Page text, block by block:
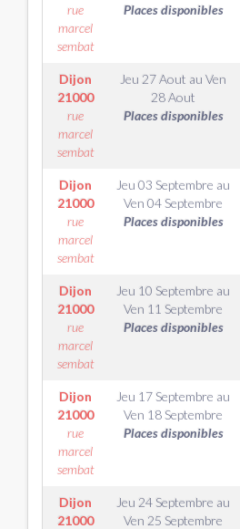
rue
marcel
sembat
Places disponibles
Dijon
21000
rue
marcel
sembat
Jeu 27 Aout au Ven
28 Aout
Places disponibles
Dijon
21000
rue
marcel
sembat
Jeu 03 Septembre au
Ven 04 Septembre
Places disponibles
Dijon
21000
rue
marcel
sembat
Jeu 10 Septembre au
Ven 11 Septembre
Places disponibles
Dijon
21000
rue
marcel
sembat
Jeu 17 Septembre au
Ven 18 Septembre
Places disponibles
Dijon
21000
Jeu 24 Septembre au
Ven 25 Septembre